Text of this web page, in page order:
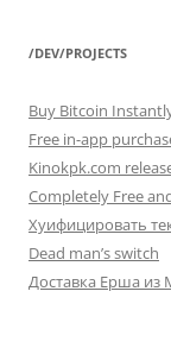
/DEV/PROJECTS
Buy Bitcoin
Free in-app
Kinokpk.com
Completely Free
Хуифицировать
Dead man’s switch
Доставка Ерша из